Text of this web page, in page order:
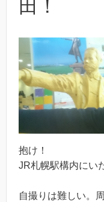
田！
抱け！
JR札幌駅構内にい
自撮りは難しい。